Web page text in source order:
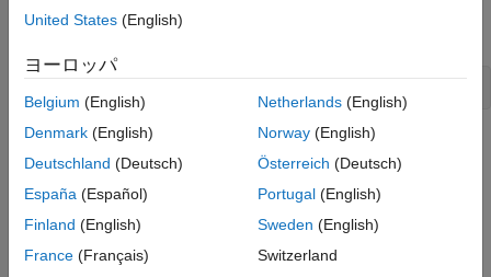
バージョン履歴
バージョン履歴
R2009a で導入
この情報は役に立ちましたか？
United States (English)
ヨーロッパ
Belgium (English)
Denmark (English)
Deutschland (Deutsch)
España (Español)
Finland (English)
France (Français)
Netherlands(English)
Norway(English)
Österreich (Deutsch)
Portugal(English)
Sweden (English)
Switzerland